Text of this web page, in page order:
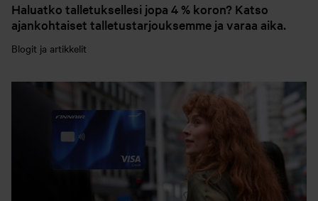
Haluatko talletuksellesi jopa 4 % koron? Katso
ajankohtaiset talletustarjouksemme ja varaa aika.
Blogit ja artikkelit